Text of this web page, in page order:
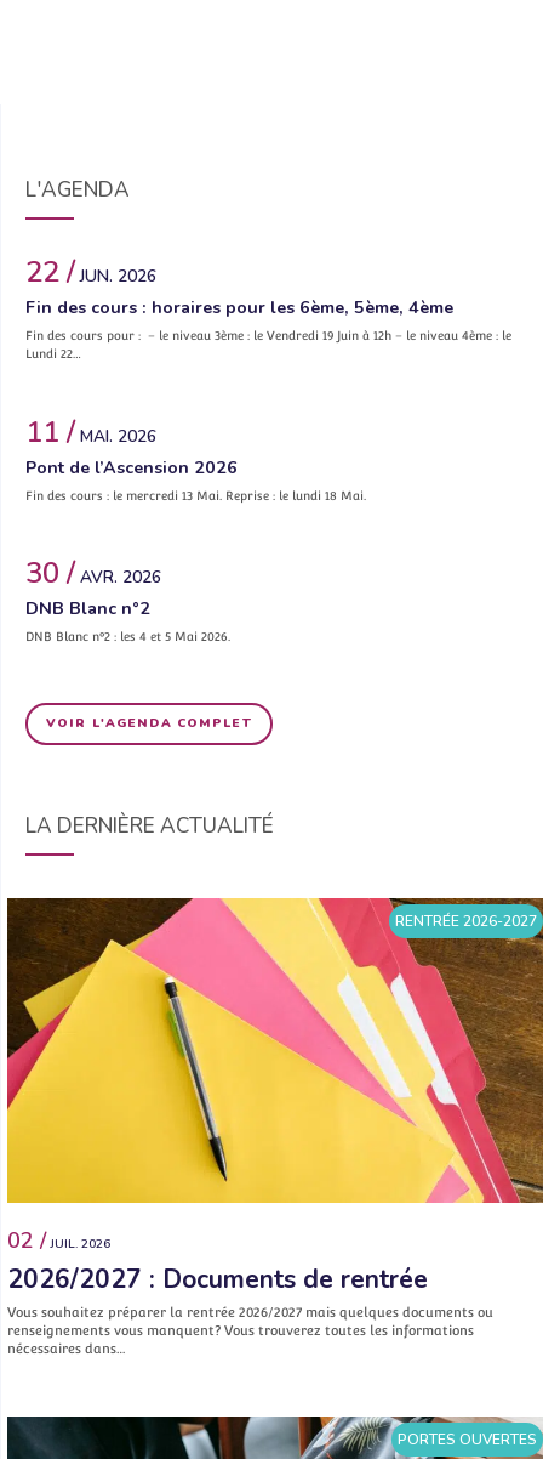
L'AGENDA
22 /JUN. 2026
Fin des cours : horaires pour les 6ème, 5ème, 4ème
Fin des cours pour : – le niveau 3ème : le Vendredi 19 Juin à 12h – le niveau 4ème : le
Lundi 22…
11 / MAI. 2026
Pont de l’Ascension 2026
Fin des cours : le mercredi 13 Mai. Reprise : le lundi 18 Mai.
30 / AVR. 2026
DNB Blanc n°2
DNB Blanc n°2 : les 4 et 5 Mai 2026.
VOIR L'AGENDA COMPLET
LA DERNIÈRE ACTUALITÉ
RENTRÉE 2026-2027
02 / JUIL. 2026
2026/2027 : Documents de rentrée
Vous souhaitez préparer la rentrée 2026/2027 mais quelques documents ou
renseignements vous manquent? Vous trouverez toutes les informations
nécessaires dans…
PORTES OUVERTES